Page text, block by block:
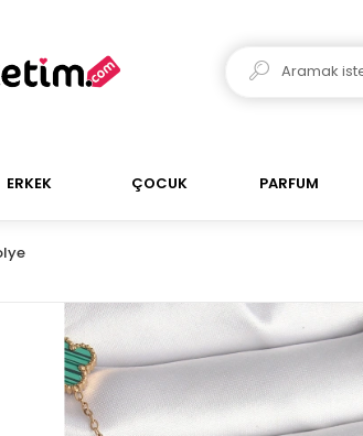
ERKEK ÇOCUK PARFUM